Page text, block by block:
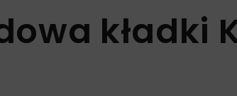
kładki